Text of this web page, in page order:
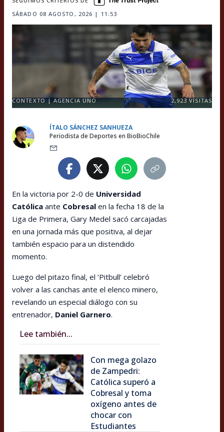
SÁBADO 08 AGOSTO, 2026 | 11:53
CONTEXTO | AGENCIA UNO 2,923 VISITAS
ÍTALO SÁNCHEZ SANHUEZA
Periodista de Deportes en BioBioChile
En la victoria por 2-0 de Universidad
Católica ante Cobresal en la fecha 18 de la
Liga de Primera, Gary Medel sacó carcajadas
en una jornada más que positiva, al dejar
también espacio para un distendido
momento.
Luego del pitazo final, el ‘Pitbull’ celebró
volver a las canchas ante el elenco minero,
revelando un especial diálogo con su
entrenador, Daniel Garnero.
Lee también...
Con mega golazo
de Zampedri:
Católica superó a
Cobresal y toma
oxígeno antes de
chocar con
Estudiantes